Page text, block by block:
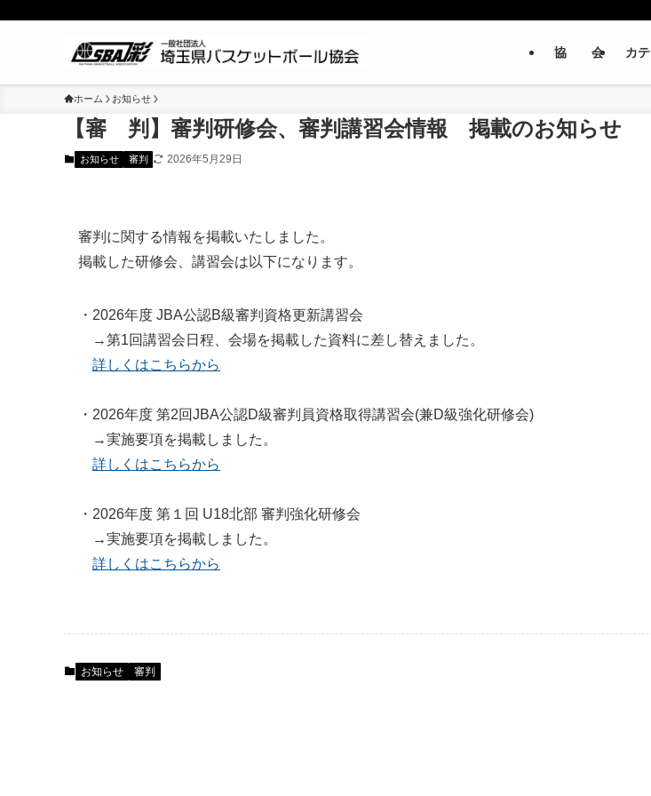
協 会 カ
ホーム お知らせ
【審 判】審判研修会、審判講習会情報 掲載のお知らせ
お知らせ 審判 2026年5月29日
審判に関する情報を掲載いたしました。
掲載した研修会、講習会は以下になります。
・2026年度 JBA公認B級審判資格更新講習会
→第1回講習会日程、会場を掲載した資料に差し替えました。
詳しくはこちらから
・2026年度 第2回JBA公認D級審判員資格取得講習会(兼D級強化研修会)
→実施要項を掲載しました。
詳しくはこちらから
・2026年度 第１回 U18北部 審判強化研修会
→実施要項を掲載しました。
詳しくはこちらから
お知らせ 審判